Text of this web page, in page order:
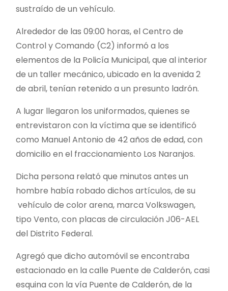
sustraído de un vehículo.
Alrededor de las 09:00 horas, el Centro de
Control y Comando (C2) informó a los
elementos de la Policía Municipal, que al interior
de un taller mecánico, ubicado en la avenida 2
de abril, tenían retenido a un presunto ladrón.
A lugar llegaron los uniformados, quienes se
entrevistaron con la víctima que se identificó
como Manuel Antonio de 42 años de edad, con
domicilio en el fraccionamiento Los Naranjos.
Dicha persona relató que minutos antes un
hombre había robado dichos artículos, de su
vehículo de color arena, marca Volkswagen,
tipo Vento, con placas de circulación J06-AEL
del Distrito Federal.
Agregó que dicho automóvil se encontraba
estacionado en la calle Puente de Calderón, casi
esquina con la vía Puente de Calderón, de la